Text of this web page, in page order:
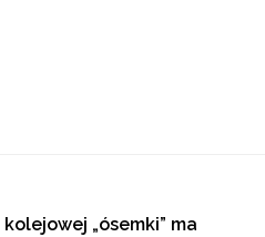
„ósemki” ma